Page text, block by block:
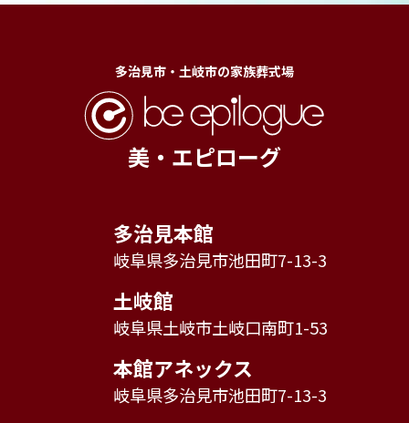
多治見市・土岐市の家族葬式場
美・エピローグ
多治見本館
岐阜県多治見市池田町7-13-3
土岐館
岐阜県土岐市土岐口南町1-53
本館アネックス
岐阜県多治見市池田町7-13-3